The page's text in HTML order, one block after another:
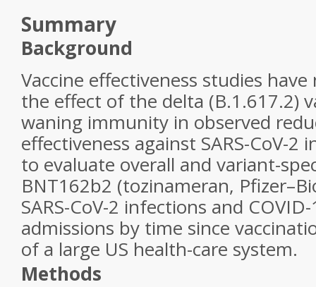
Summary
Background
Vaccine effectiveness studies
the effect of the delta (B.1.617.2)
waning immunity in observed
effectiveness against SARS-CoV-2
to evaluate overall and variant-
BNT162b2 (tozinameran,
SARS-CoV-2 infections and
admissions by time since
of a large US health-care system.
Methods